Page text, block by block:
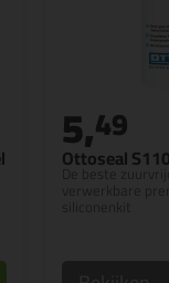
Ottoseal
De beste
5,49